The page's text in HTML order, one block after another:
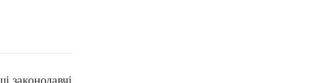
законодавчі